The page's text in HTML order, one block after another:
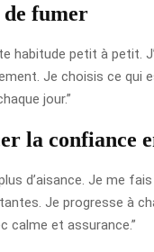
fumer
habitude petit à petit.
Je choisis ce qui
jour.”
la confiance
d’aisance. Je me
Je progresse à
calme et assurance.”